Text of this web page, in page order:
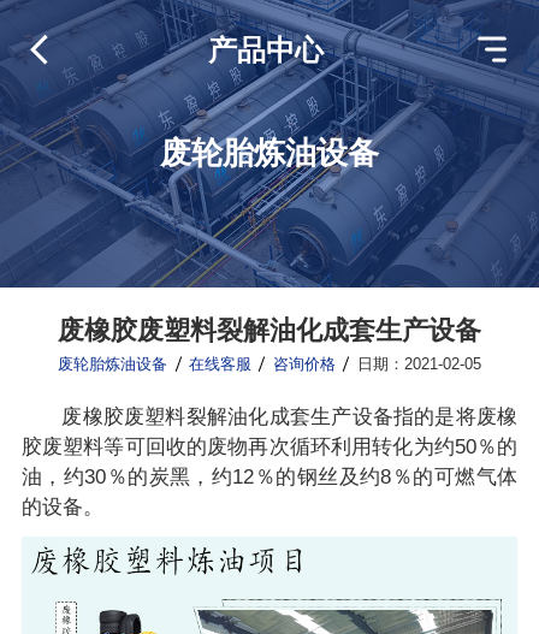
废轮胎炼油设备
产品中心
废橡胶废塑料裂解油化成套生产设备
废轮胎炼油设备 在线客服 咨询价格 日期：2021-02-05
废橡胶废塑料裂解油化成套生产设备指的是将废橡
胶废塑料等可回收的废物再次循环利用转化为约50％的
油，约30％的炭黑，约12％的钢丝及约8％的可燃气体
的设备。